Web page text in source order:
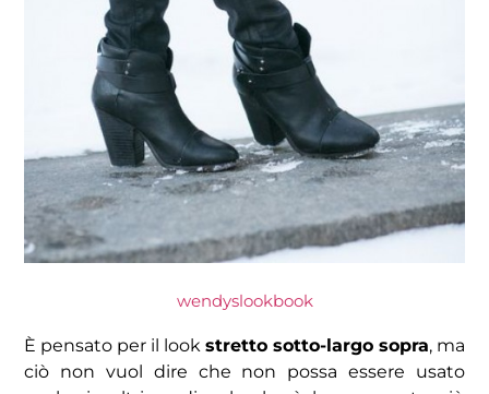
wendyslookbook
È pensato per il look stretto sotto-largo sopra, ma
ciò non vuol dire che non possa essere usato